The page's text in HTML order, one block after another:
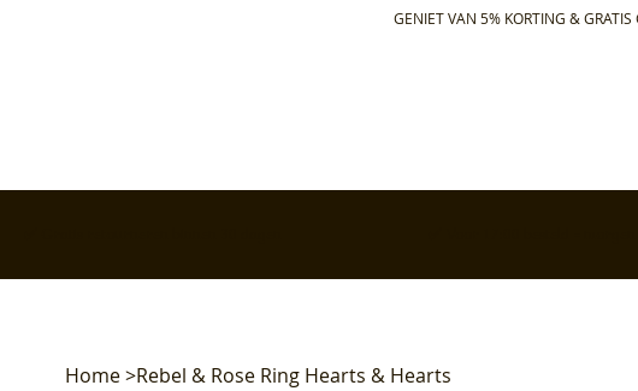
GENIET VAN 5% KORTING & GRATIS
Home>Rebel & Rose Ring Hearts & Hearts